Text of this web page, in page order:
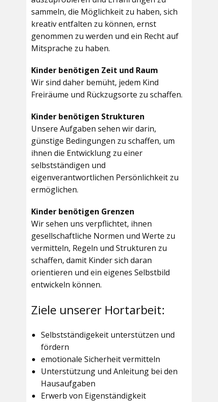
sammeln, die Möglichkeit zu haben, sich
kreativ entfalten zu können, ernst
genommen zu werden und ein Recht auf
Mitsprache zu haben.
Kinder benötigen Zeit und Raum
Wir sind daher bemüht, jedem Kind
Freiräume und Rückzugsorte zu schaffen.
Kinder benötigen Strukturen
Unsere Aufgaben sehen wir darin,
günstige Bedingungen zu schaffen, um
ihnen die Entwicklung zu einer
selbstständigen und
eigenverantwortlichen Persönlichkeit zu
ermöglichen.
Kinder benötigen Grenzen
Wir sehen uns verpflichtet, ihnen
gesellschaftliche Normen und Werte zu
vermitteln, Regeln und Strukturen zu
schaffen, damit Kinder sich daran
orientieren und ein eigenes Selbstbild
entwickeln können.
Ziele unserer Hortarbeit:
Selbstständigekeit unterstützen und
fördern
emotionale Sicherheit vermitteln
Unterstützung und Anleitung bei den
Hausaufgaben
Erwerb von Eigenständigkeit